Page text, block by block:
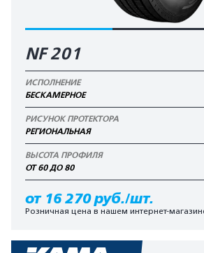
NF 201
ИСПОЛНЕНИЕ
БЕСКАМЕРНОЕ
РИСУНОК ПРОТЕКТОРА
РЕГИОНАЛЬНАЯ
ВЫСОТА ПРОФИЛЯ
ОТ 60 ДО 80
от 16 270 руб./шт.
Розничная цена в нашем интернет-